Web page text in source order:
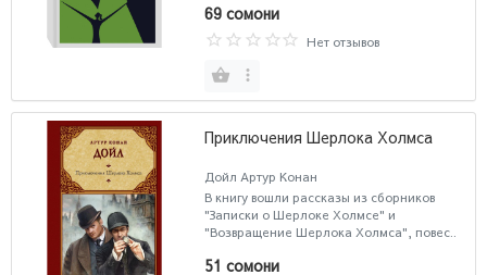
69 сомони
Нет отзывов
Приключения Шерлока Холмса
Дойл Артур Конан
В книгу вошли рассказы из сборников
"Записки о Шерлоке Холмсе" и
"Возвращение Шерлока Холмса", повес..
51 сомони